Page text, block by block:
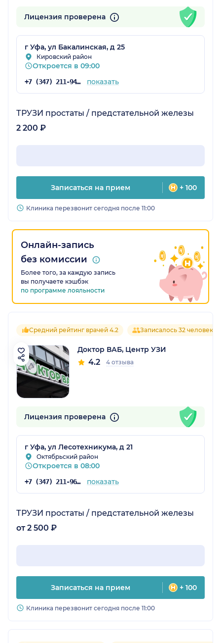
Лицензия проверена
г Уфа, ул Бакалинская, д 25
Кировский район
Откроется в 09:00
+7 (347) 211-94-15 показать
ТРУЗИ простаты / предстательной железы
2 200 ₽
Записаться на прием + 100
Клиника перезвонит сегодня после 11:00
Онлайн-запись
без комиссии
Более того, за каждую запись
вы получаете кэшбэк
по программе лояльности
Средний рейтинг врачей 4.2 Записалось 32 человека
Доктор ВАБ, Центр УЗИ
4.2 4 отзыва
Лицензия проверена
г Уфа, ул Лесотехникума, д 21
Октябрьский район
Откроется в 08:00
+7 (347) 211-96-43 показать
ТРУЗИ простаты / предстательной железы
от 2 500 ₽
Записаться на прием + 100
Клиника перезвонит сегодня после 11:00